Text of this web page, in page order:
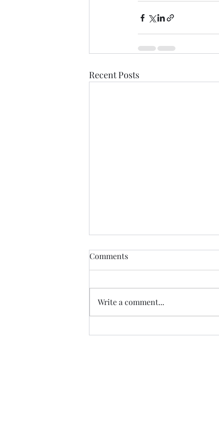
Recent Posts
Comments
Write a comment...